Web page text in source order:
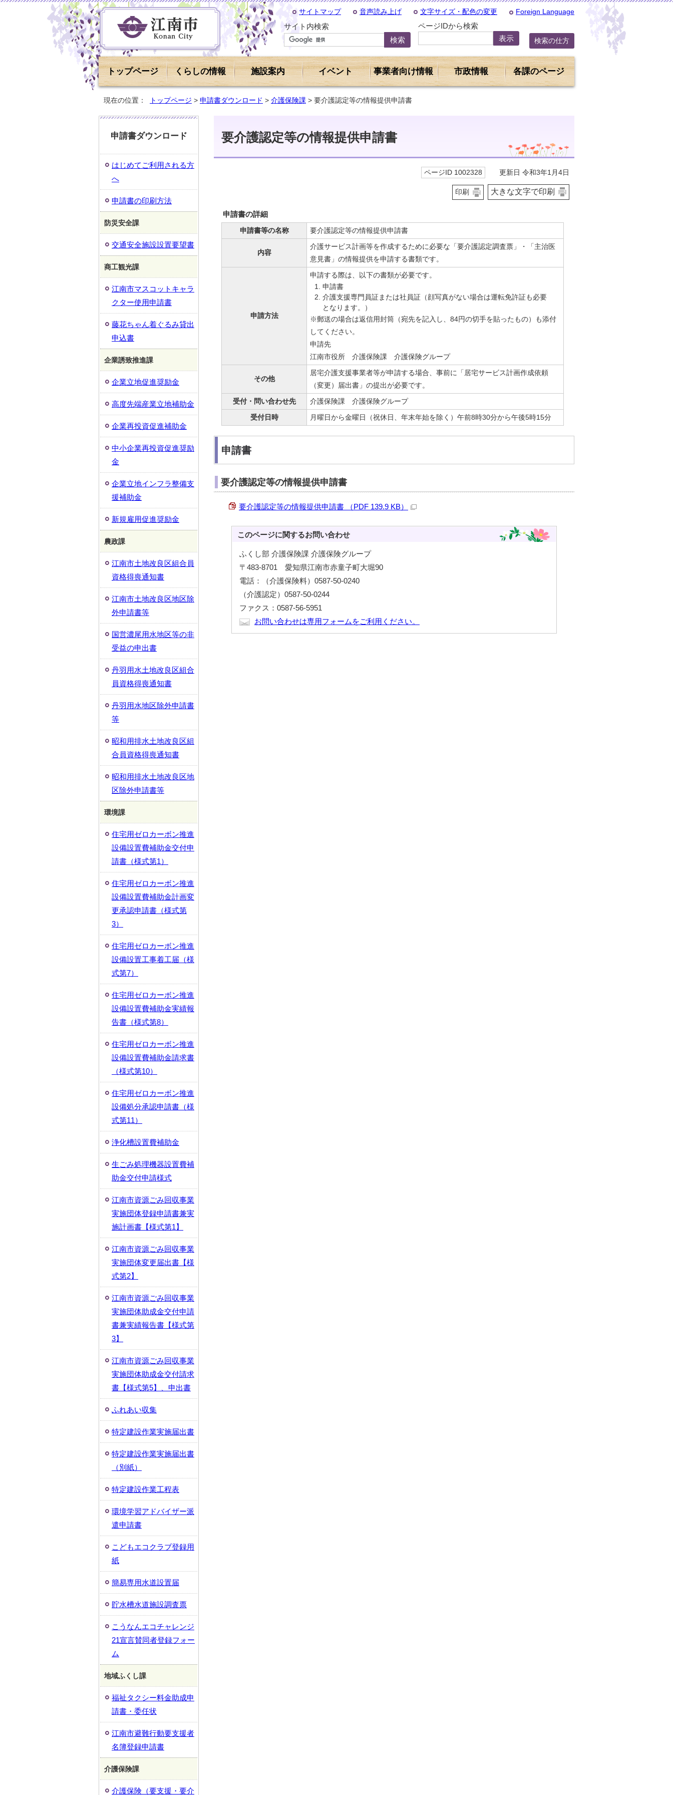
サイトマップ 音声読み上げ 文字サイズ・配色の変更 Foreign Language
サイト内検索 ページIDから検索
検索の仕方
トップページ くらしの情報 施設案内 イベント 事業者向け情報 市政情報 各課のページ
現在の位置： トップページ > 申請書ダウンロード > 介護保険課 > 要介護認定等の情報提供申請書
要介護認定等の情報提供申請書
ページID 1002328 更新日 令和3年1月4日
印刷 大きな文字で印刷
申請書の詳細
申請書等の名称 要介護認定等の情報提供申請書
内容
介護サービス計画等を作成するために必要な「要介護認定調査票」・「主治医
意見書」の情報提供を申請する書類です。
申請方法
申請する際は、以下の書類が必要です。
申請書
介護支援専門員証または社員証（顔写真がない場合は運転免許証も必要
となります。）
※郵送の場合は返信用封筒（宛先を記入し、84円の切手を貼ったもの）も添付
してください。
申請先
江南市役所 介護保険課 介護保険グループ
その他
居宅介護支援事業者等が申請する場合、事前に「居宅サービス計画作成依頼
（変更）届出書」の提出が必要です。
受付・問い合わせ先
介護保険課 介護保険グループ
受付日時
月曜日から金曜日（祝休日、年末年始を除く）午前8時30分から午後5時15分
申請書
要介護認定等の情報提供申請書
要介護認定等の情報提供申請書 （PDF 139.9 KB）
このページに関するお問い合わせ
ふくし部 介護保険課 介護保険グループ
〒483-8701 愛知県江南市赤童子町大堀90
電話：（介護保険料）0587-50-0240
（介護認定）0587-50-0244
ファクス：0587-56-5951
お問い合わせは専用フォームをご利用ください。
申請書ダウンロード
はじめてご利用される方
へ
申請書の印刷方法
防災安全課
交通安全施設設置要望書
商工観光課
江南市マスコットキャラ
クター使用申請書
藤花ちゃん着ぐるみ貸出
申込書
企業誘致推進課
企業立地促進奨励金
高度先端産業立地補助金
企業再投資促進補助金
中小企業再投資促進奨励
金
企業立地インフラ整備支
援補助金
新規雇用促進奨励金
農政課
江南市土地改良区組合員
資格得喪通知書
江南市土地改良区地区除
外申請書等
国営濃尾用水地区等の非
受益の申出書
丹羽用水土地改良区組合
員資格得喪通知書
丹羽用水地区除外申請書
等
昭和用排水土地改良区組
合員資格得喪通知書
昭和用排水土地改良区地
区除外申請書等
環境課
住宅用ゼロカーボン推進
設備設置費補助金交付申
請書（様式第1）
住宅用ゼロカーボン推進
設備設置費補助金計画変
更承認申請書（様式第
3）
住宅用ゼロカーボン推進
設備設置工事着工届（様
式第7）
住宅用ゼロカーボン推進
設備設置費補助金実績報
告書（様式第8）
住宅用ゼロカーボン推進
設備設置費補助金請求書
（様式第10）
住宅用ゼロカーボン推進
設備処分承認申請書（様
式第11）
浄化槽設置費補助金
生ごみ処理機器設置費補
助金交付申請様式
江南市資源ごみ回収事業
実施団体登録申請書兼実
施計画書【様式第1】
江南市資源ごみ回収事業
実施団体変更届出書【様
式第2】
江南市資源ごみ回収事業
実施団体助成金交付申請
書兼実績報告書【様式第
3】
江南市資源ごみ回収事業
実施団体助成金交付請求
書【様式第5】、申出書
ふれあい収集
特定建設作業実施届出書
特定建設作業実施届出書
（別紙）
特定建設作業工程表
環境学習アドバイザー派
遣申請書
こどもエコクラブ登録用
紙
簡易専用水道設置届
貯水槽水道施設調査票
こうなんエコチャレンジ
21宣言賛同者登録フォー
ム
地域ふくし課
福祉タクシー料金助成申
請書・委任状
江南市避難行動要支援者
名簿登録申請書
介護保険課
介護保険（要支援・要介